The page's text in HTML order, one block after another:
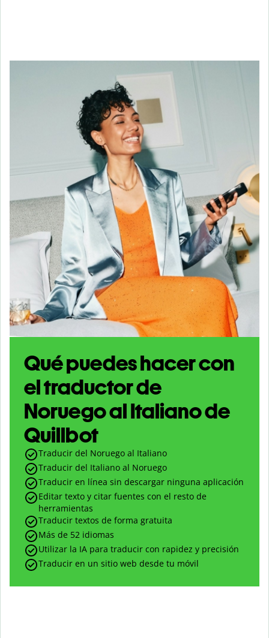
Qué puedes hacer con
el traductor de
Noruego al Italiano de
Quillbot
Traducir del Noruego al Italiano
Traducir del Italiano al Noruego
Traducir en línea sin descargar ninguna aplicación
Editar texto y citar fuentes con el resto de
herramientas
Traducir textos de forma gratuita
Más de 52 idiomas
Utilizar la IA para traducir con rapidez y precisión
Traducir en un sitio web desde tu móvil